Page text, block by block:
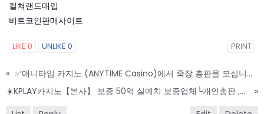
컬쳐랜드매입
비트코인판매사이트
LIKE 0 UNLIKE 0 PRINT
«
✅애니타임 카지노 (ANYTIME Casino)에서 죽장 총판을 모십니다.✅
☀️KPLAY카지노【본사】 보증 50억 실예치 보증업체└개인총판 ,팀단위총판 파트너┘ 사장님들 최고우대 모집합니다 ☀️
»